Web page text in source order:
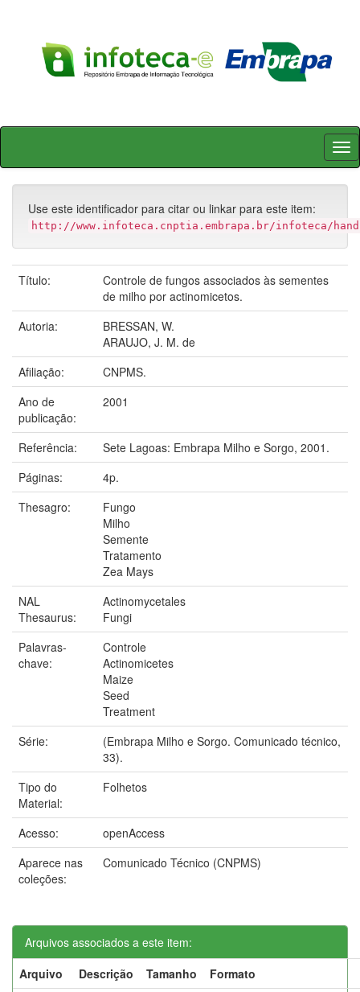
Skip
Use este identificador para citar ou linkar para este item:
http://www.infoteca.cnptia.embrapa.br/infoteca/
Título:
Controle de fungos associados às sementes
de milho por actinomicetos.
Autoria:
BRESSAN, W.
ARAUJO, J. M. de
Afiliação:
CNPMS.
Ano de
publicação:
2001
Referência:
Sete Lagoas: Embrapa Milho e Sorgo, 2001.
Páginas:
4p.
Thesagro:
Fungo
Milho
Semente
Tratamento
Zea Mays
NAL
Thesaurus:
Actinomycetales
Fungi
Palavras-
chave:
Controle
Actinomicetes
Maize
Seed
Treatment
Série:
(Embrapa Milho e Sorgo. Comunicado técnico,
33).
Tipo do
Material:
Folhetos
Acesso:
openAccess
Aparece nas
coleções:
Comunicado Técnico (CNPMS)
Arquivos associados a este item:
Arquivo
Descrição Tamanho
Formato